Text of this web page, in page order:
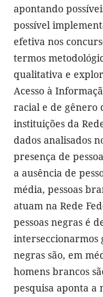
apontando
possível
efetiva nos
termos
qualitativa e
Acesso à
racial e de gênero
instituições da
dados analisados
presença de
a ausência de
média, pessoas
atuam na Rede
pessoas negras é
interseccionarmos
negras são, em
homens brancos
pesquisa aponta a